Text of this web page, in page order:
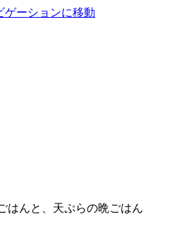
ゲーションに移動
はんと、天ぷらの晩ごはん